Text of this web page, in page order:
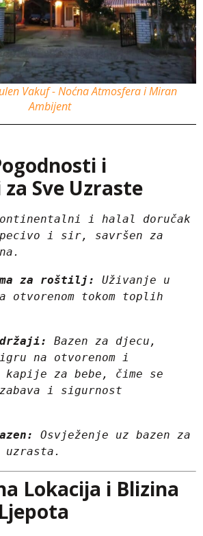
Vakuf - Noćna Atmosfera i Miran
Ambijent
i
Sve Uzraste
i halal doručak
i sir, savršen za
za roštilj:
Uživanje u
otvorenom tokom toplih
Bazen za djecu,
igru na otvorenom i
kapije za bebe, čime se
i sigurnost
Osvježenje uz bazen za
uzrasta.
Lokacija i Blizina